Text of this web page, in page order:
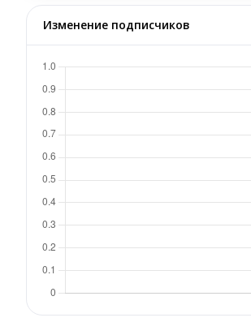
Изменение подписчиков